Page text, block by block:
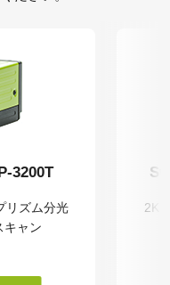
3200T
リズム分光
キャン
2K